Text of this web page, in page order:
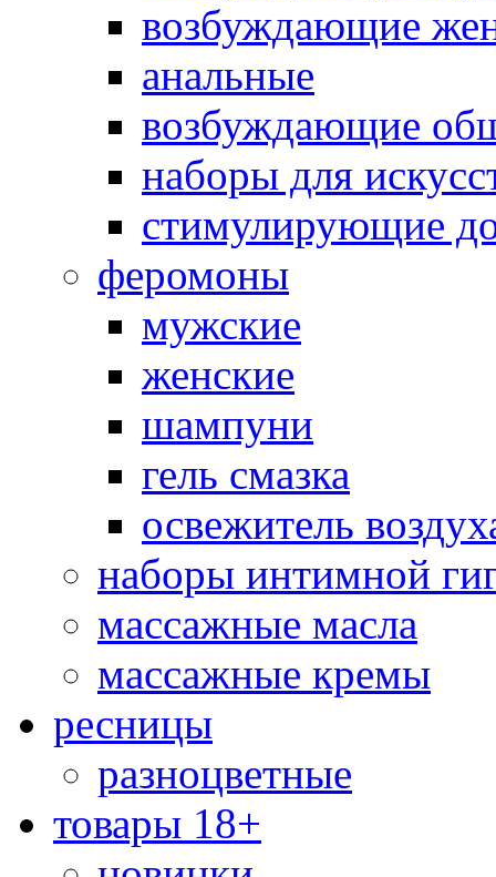
возбуждающие
анальные
возбуждающие
наборы для
стимулирующие
феромоны
мужские
женские
шампуни
гель смазка
освежитель
наборы интимной
массажные масла
массажные кремы
ресницы
разноцветные
товары 18+